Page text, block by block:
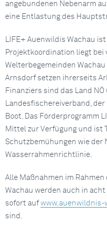
angebundenen Nebenarm
eine Entlastung des
LIFE+ Auenwildis Wachau
Projektkoordination liegt bei
Welterbegemeinden
Arnsdorf setzen ihrerseits
Finanziers sind das Land
Landesfischereiverband, der
Boot. Das Förderprogramm
Mittel zur Verfügung und ist
Schutzbemühungen wie
Wasserrahmenrichtlinie.
Alle Maßnahmen im
Wachau werden auch in
sofort auf www.auenwildnis-
sind.